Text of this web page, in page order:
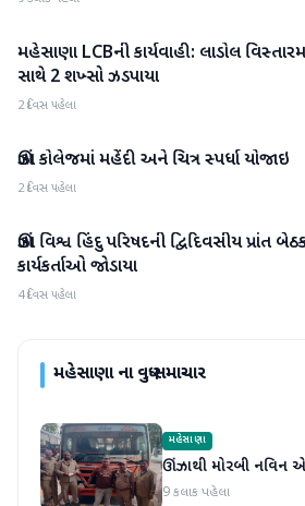
મહેસાણા
મહેસાણા LCBની કાર્યવાહી: લાડોલ
સાથે 2 શખ્સો ઝડપાયા
2 દિવસ પહેલા
મહેસાણા
ઊંઝા કોલેજમાં મહેંદી અને ચિત્ર સ્પર્ધા યોજાઇ
2 દિવસ પહેલા
મહેસાણા
ઊંઝા વિશ્વ હિંદુ પરિષદની દ્વિદિવસીય પ્રાંત
કાર્યકર્તાઓ જોડાયા
4 દિવસ પહેલા
મહેસાણાના વધુ સમાચાર
મહેસાણા
ઊંઝાથી મોરબી નવિન
9 કલાક પહેલા